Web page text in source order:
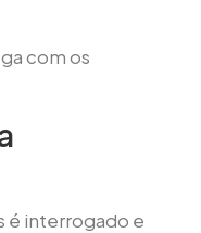
com os
é interrogado e